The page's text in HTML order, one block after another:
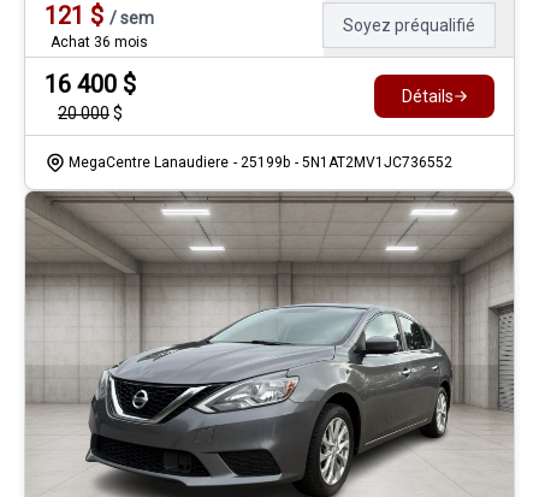
121 $ /sem
Achat 36 mois
Soyez préqualifié
16 400 $
20 000$
Détails
MegaCentre Lanaudiere - 25199b - 5N1AT2MV1JC736552